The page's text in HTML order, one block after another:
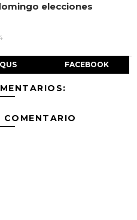
elecciones
FACEBOOK
COMENTARIO